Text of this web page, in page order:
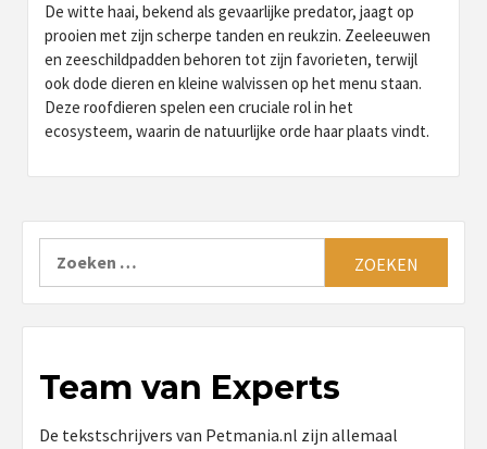
De witte haai, bekend als gevaarlijke predator, jaagt op
prooien met zijn scherpe tanden en reukzin. Zeeleeuwen
en zeeschildpadden behoren tot zijn favorieten, terwijl
ook dode dieren en kleine walvissen op het menu staan.
Deze roofdieren spelen een cruciale rol in het
ecosysteem, waarin de natuurlijke orde haar plaats vindt.
Team van Experts
De tekstschrijvers van Petmania.nl zijn allemaal